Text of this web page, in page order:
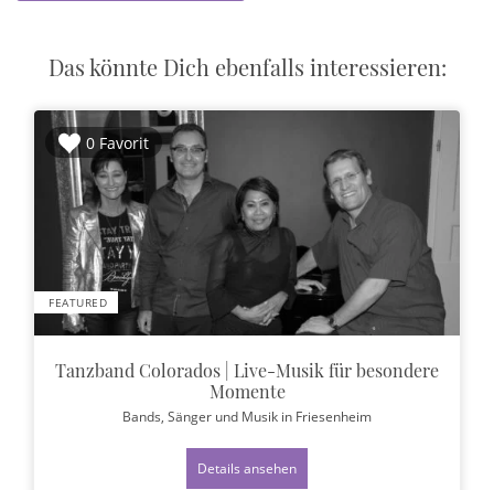
Das könnte Dich ebenfalls interessieren:
0 Favorit
FEATURED
Tanzband Colorados | Live-Musik für besondere
Momente
Bands, Sänger und Musik in Friesenheim
Details ansehen